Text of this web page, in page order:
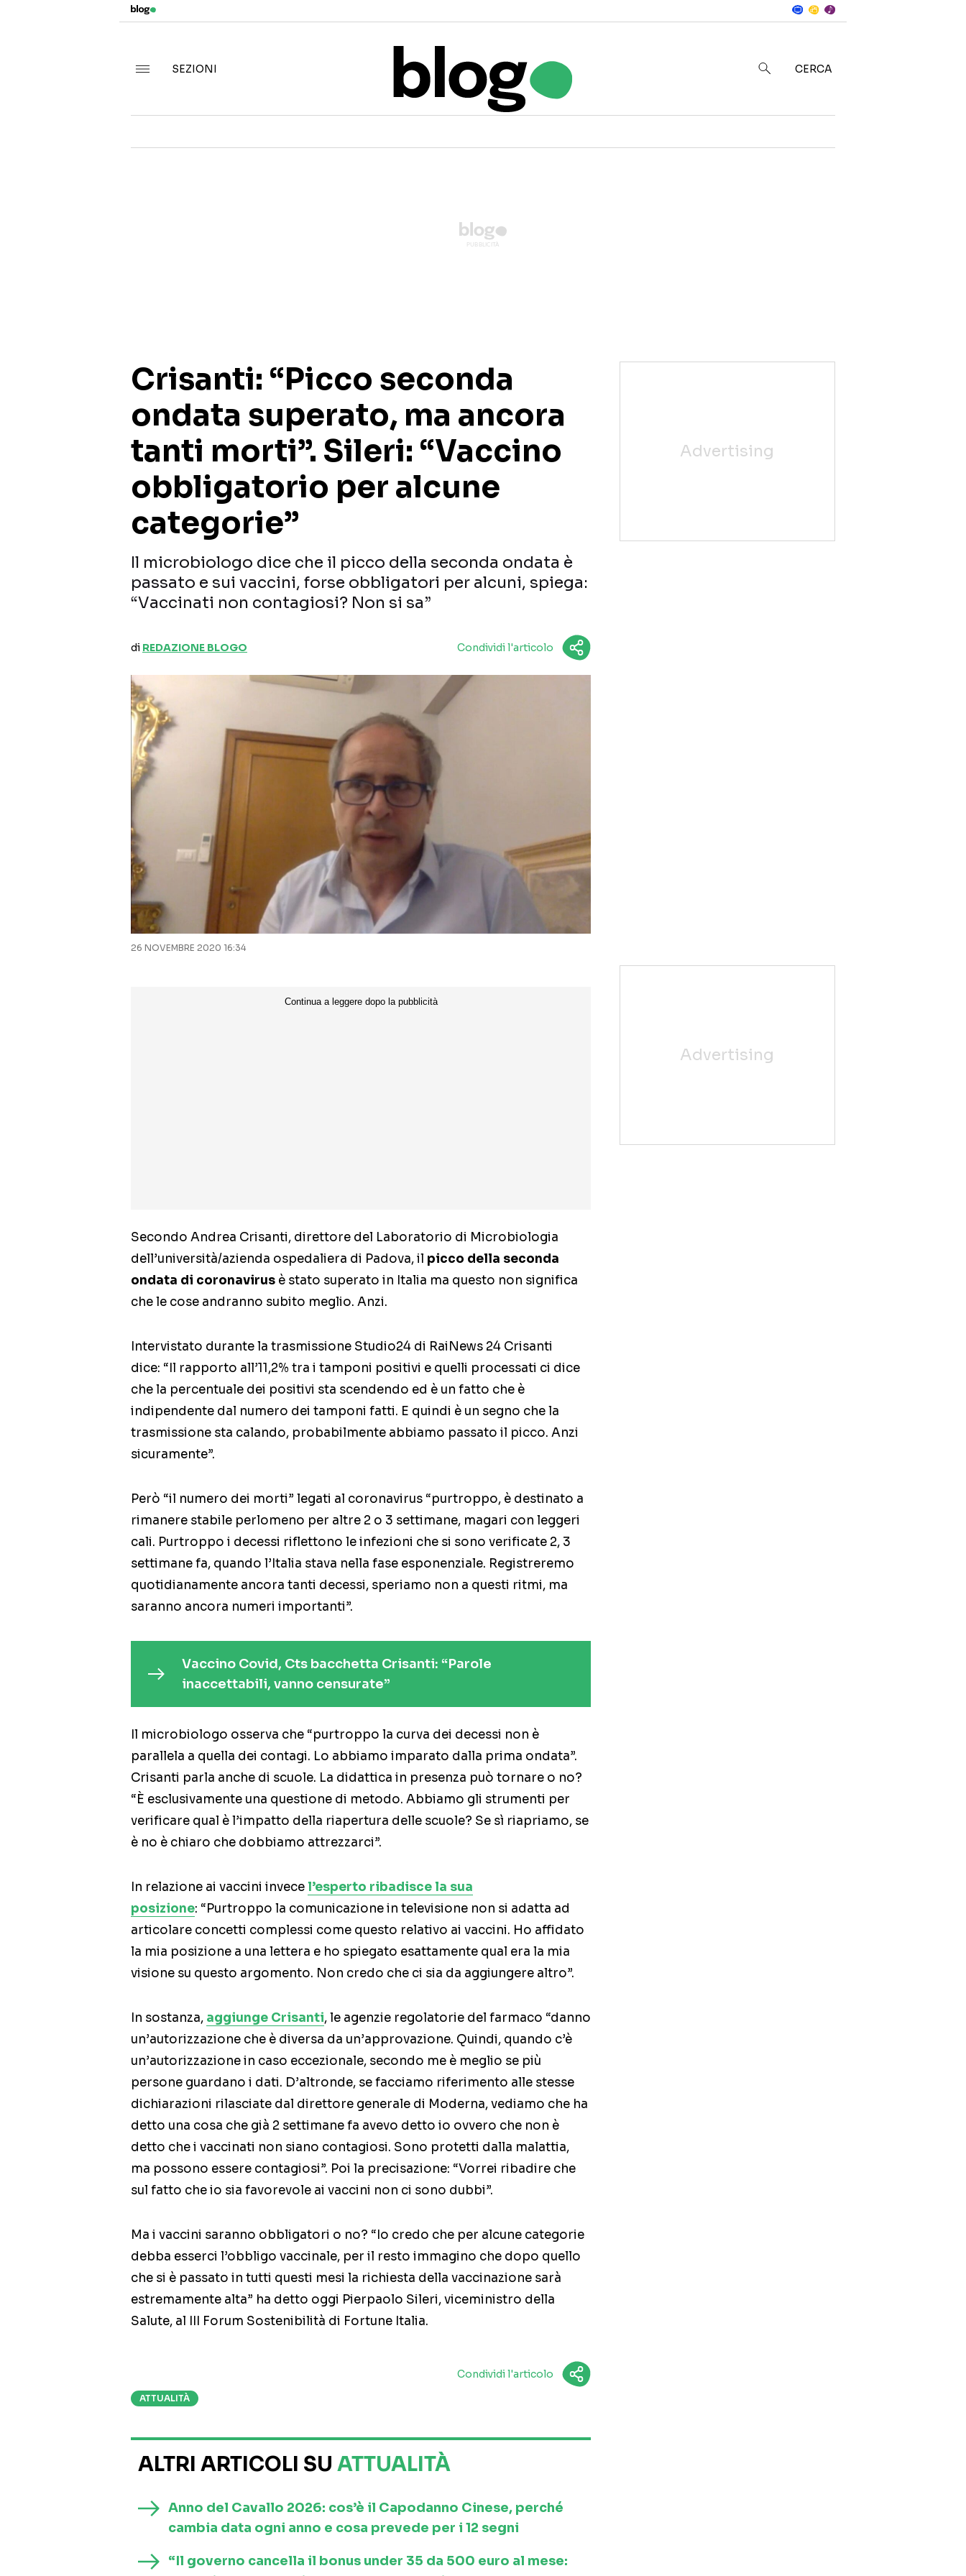
SEZIONI
CERCA
Crisanti: “Picco seconda
ondata superato, ma ancora
tanti morti”. Sileri: “Vaccino
obbligatorio per alcune
categorie”
Il microbiologo dice che il picco della seconda ondata è
passato e sui vaccini, forse obbligatori per alcuni, spiega:
“Vaccinati non contagiosi? Non si sa”
di REDAZIONE BLOGO Condividi l'articolo
26 NOVEMBRE 2020 16:34
Secondo Andrea Crisanti, direttore del Laboratorio di Microbiologia
dell’università/azienda ospedaliera di Padova, il picco della seconda
ondata di coronavirus è stato superato in Italia ma questo non significa
che le cose andranno subito meglio. Anzi.
Intervistato durante la trasmissione Studio24 di RaiNews 24 Crisanti
dice: “Il rapporto all’11,2% tra i tamponi positivi e quelli processati ci dice
che la percentuale dei positivi sta scendendo ed è un fatto che è
indipendente dal numero dei tamponi fatti. E quindi è un segno che la
trasmissione sta calando, probabilmente abbiamo passato il picco. Anzi
sicuramente”.
Però “il numero dei morti” legati al coronavirus “purtroppo, è destinato a
rimanere stabile perlomeno per altre 2 o 3 settimane, magari con leggeri
cali. Purtroppo i decessi riflettono le infezioni che si sono verificate 2, 3
settimane fa, quando l’Italia stava nella fase esponenziale. Registreremo
quotidianamente ancora tanti decessi, speriamo non a questi ritmi, ma
saranno ancora numeri importanti”.
Vaccino Covid, Cts bacchetta Crisanti: “Parole
inaccettabili, vanno censurate”
Il microbiologo osserva che “purtroppo la curva dei decessi non è
parallela a quella dei contagi. Lo abbiamo imparato dalla prima ondata”.
Crisanti parla anche di scuole. La didattica in presenza può tornare o no?
“È esclusivamente una questione di metodo. Abbiamo gli strumenti per
verificare qual è l’impatto della riapertura delle scuole? Se sì riapriamo, se
è no è chiaro che dobbiamo attrezzarci”.
In relazione ai vaccini invece l’esperto ribadisce la sua
posizione: “Purtroppo la comunicazione in televisione non si adatta ad
articolare concetti complessi come questo relativo ai vaccini. Ho affidato
la mia posizione a una lettera e ho spiegato esattamente qual era la mia
visione su questo argomento. Non credo che ci sia da aggiungere altro”.
In sostanza, aggiunge Crisanti, le agenzie regolatorie del farmaco “danno
un’autorizzazione che è diversa da un’approvazione. Quindi, quando c’è
un’autorizzazione in caso eccezionale, secondo me è meglio se più
persone guardano i dati. D’altronde, se facciamo riferimento alle stesse
dichiarazioni rilasciate dal direttore generale di Moderna, vediamo che ha
detto una cosa che già 2 settimane fa avevo detto io ovvero che non è
detto che i vaccinati non siano contagiosi. Sono protetti dalla malattia,
ma possono essere contagiosi”. Poi la precisazione: “Vorrei ribadire che
sul fatto che io sia favorevole ai vaccini non ci sono dubbi”.
Ma i vaccini saranno obbligatori o no? “Io credo che per alcune categorie
debba esserci l’obbligo vaccinale, per il resto immagino che dopo quello
che si è passato in tutti questi mesi la richiesta della vaccinazione sarà
estremamente alta” ha detto oggi Pierpaolo Sileri, viceministro della
Salute, al III Forum Sostenibilità di Fortune Italia.
Condividi l'articolo
ATTUALITÀ
ALTRI ARTICOLI SU ATTUALITÀ
Anno del Cavallo 2026: cos’è il Capodanno Cinese, perché
cambia data ogni anno e cosa prevede per i 12 segni
“Il governo cancella il bonus under 35 da 500 euro al mese: